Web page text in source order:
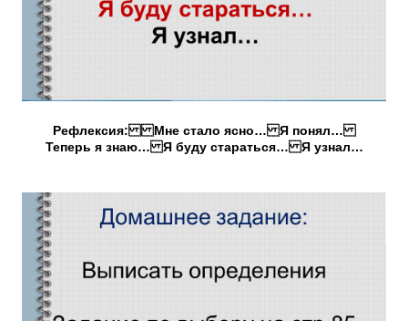
Рефлексия: Мне стало ясно… Я понял…
Теперь я знаю… Я буду стараться… Я узнал…